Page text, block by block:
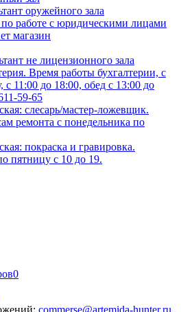
оружейного зала
работе с юридическими лицами
магазин
не лицензионного зала
Время работы бухгалтерии, с
11:00 до 18:00, обед с 13:00 до
59-65
слесарь/мастер-ложевщик.
ремонта с понедельника по
покраска и гравировка.
пятницу с 10 до 19.
0
commerse@artemida-hunter.ru